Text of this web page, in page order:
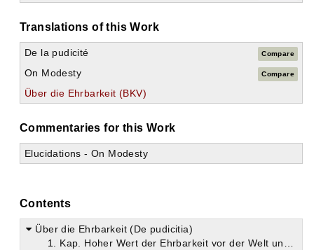
Translations of this Work
De la pudicité Compare
On Modesty Compare
Über die Ehrbarkeit (BKV)
Commentaries for this Work
Elucidations - On Modesty
Contents
Über die Ehrbarkeit (De pudicitia)
1. Kap. Hoher Wert der Ehrbarkeit vor der Welt und noch mehr in der Kirche Gottes. Ein Edikt des Bischofs der Bischöfe hat dagegen verstoßen. Tertullian ist deshalb aus der Gemeinschaft der Psychiker ausgetreten, was man nicht tadeln darf. Die laxe Praxis der Psychiker in Bezug auf die zweite Ehe führt notwendig zu sündlicher Nachsicht gegen Hurer und Ehebrecher.